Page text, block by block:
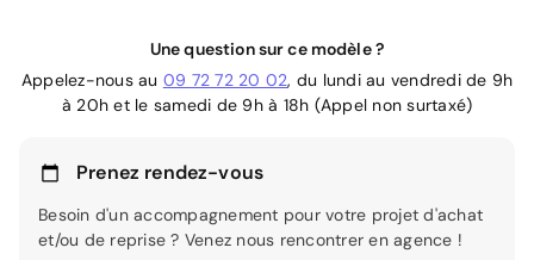
Une question sur ce modèle ?
Appelez-nous au 09 72 72 20 02, du lundi au vendredi de 9h
à 20h et le samedi de 9h à 18h (Appel non surtaxé)
Prenez rendez-vous
Besoin d'un accompagnement pour votre projet d'achat
et/ou de reprise ? Venez nous rencontrer en agence !